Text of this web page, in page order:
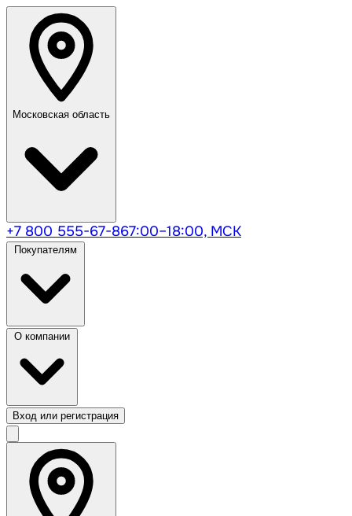
Московская область
+7 800 555-67-867:00–18:00, МСК
Вход или регистрация